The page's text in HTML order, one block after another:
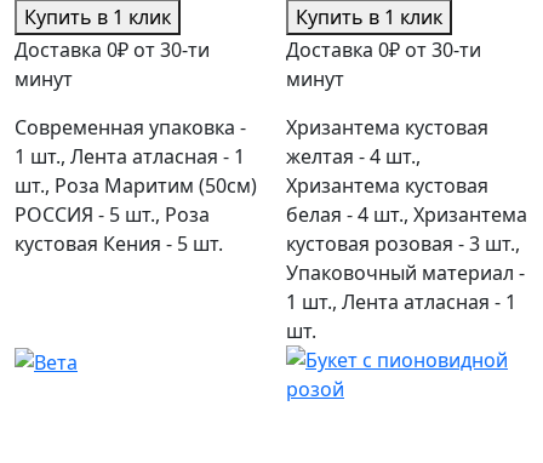
Купить в 1 клик
Доставка 0₽ от 30-ти
минут
Современная упаковка -
1 шт., Лента атласная - 1
шт., Роза Маритим (50см)
РОССИЯ - 5 шт., Роза
кустовая Кения - 5 шт.
Купить в 1 клик
Доставка 0₽ от 30-ти
минут
Хризантема кустовая
желтая - 4 шт.,
Хризантема кустовая
белая - 4 шт., Хризантема
кустовая розовая - 3 шт.,
Упаковочный материал -
1 шт., Лента атласная - 1
шт.